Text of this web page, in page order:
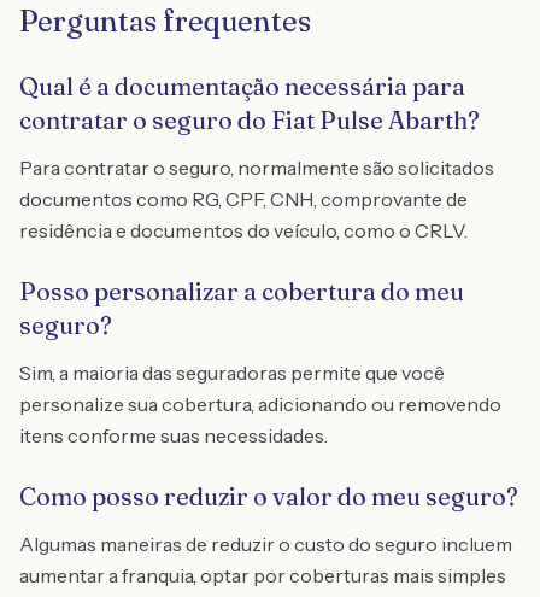
Perguntas frequentes
Qual é a documentação necessária para
contratar o seguro do Fiat Pulse Abarth?
Para contratar o seguro, normalmente são solicitados
documentos como RG, CPF, CNH, comprovante de
residência e documentos do veículo, como o CRLV.
Posso personalizar a cobertura do meu
seguro?
Sim, a maioria das seguradoras permite que você
personalize sua cobertura, adicionando ou removendo
itens conforme suas necessidades.
Como posso reduzir o valor do meu seguro?
Algumas maneiras de reduzir o custo do seguro incluem
aumentar a franquia, optar por coberturas mais simples